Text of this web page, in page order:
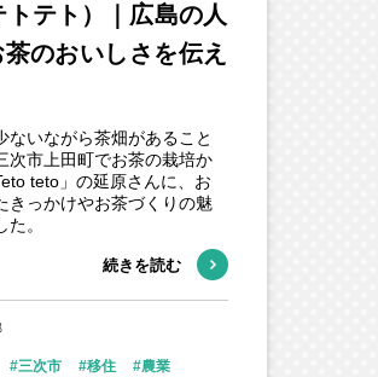
テト）｜広島の人
のおいしさを伝え
ないながら茶畑があること
次市上田町でお茶の栽培か
teto」の延原さんに、お
きっかけやお茶づくりの魅
。
続きを読む
三次市 移住 農業